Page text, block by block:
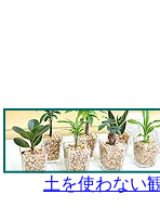
土を使わない